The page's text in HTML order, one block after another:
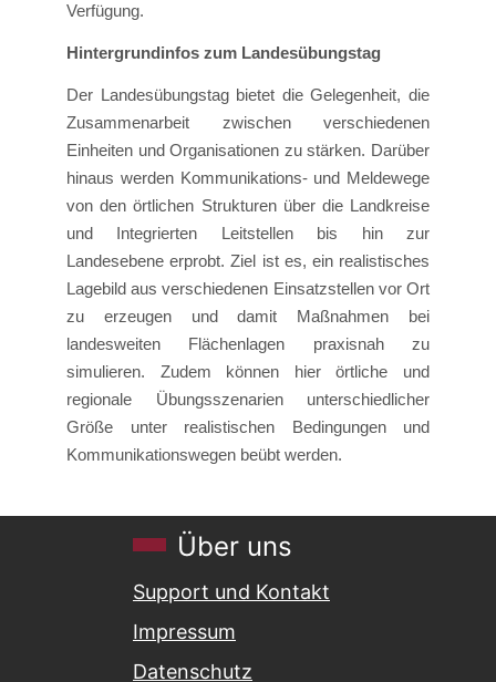
Verfügung.
Hintergrundinfos zum Landesübungstag
Der Landesübungstag bietet die Gelegenheit, die
Zusammenarbeit zwischen verschiedenen
Einheiten und Organisationen zu stärken. Darüber
hinaus werden Kommunikations- und Meldewege
von den örtlichen Strukturen über die Landkreise
und Integrierten Leitstellen bis hin zur
Landesebene erprobt. Ziel ist es, ein realistisches
Lagebild aus verschiedenen Einsatzstellen vor Ort
zu erzeugen und damit Maßnahmen bei
landesweiten Flächenlagen praxisnah zu
simulieren. Zudem können hier örtliche und
regionale Übungsszenarien unterschiedlicher
Größe unter realistischen Bedingungen und
Kommunikationswegen beübt werden.
Über uns
Support und Kontakt
Impressum
Datenschutz